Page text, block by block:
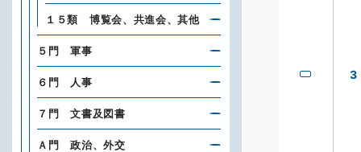
3
１５類 博覧会、共進会、其他
５門 軍事
６門 人事
７門 文書及図書
Ａ門 政治、外交